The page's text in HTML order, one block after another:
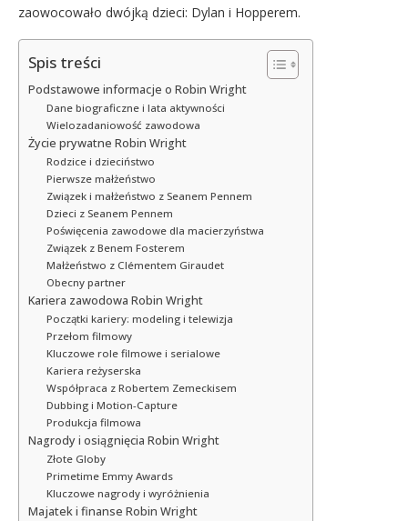
zaowocowało dwójką dzieci: Dylan i Hopperem.
Spis treści
Podstawowe informacje o Robin Wright
Dane biograficzne i lata aktywności
Wielozadaniowość zawodowa
Życie prywatne Robin Wright
Rodzice i dzieciństwo
Pierwsze małżeństwo
Związek i małżeństwo z Seanem Pennem
Dzieci z Seanem Pennem
Poświęcenia zawodowe dla macierzyństwa
Związek z Benem Fosterem
Małżeństwo z Clémentem Giraudet
Obecny partner
Kariera zawodowa Robin Wright
Początki kariery: modeling i telewizja
Przełom filmowy
Kluczowe role filmowe i serialowe
Kariera reżyserska
Współpraca z Robertem Zemeckisem
Dubbing i Motion-Capture
Produkcja filmowa
Nagrody i osiągnięcia Robin Wright
Złote Globy
Primetime Emmy Awards
Kluczowe nagrody i wyróżnienia
Majatek i finanse Robin Wright